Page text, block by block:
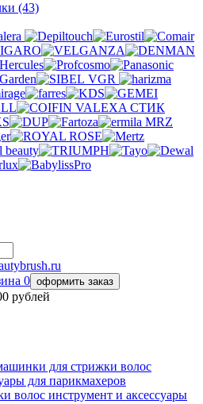
(43)
VGR
VALEXA СТИК
MRZ
0 оформить заказ
рублей
для стрижки волос
для парикмахеров
волос инструмент и аксессуары